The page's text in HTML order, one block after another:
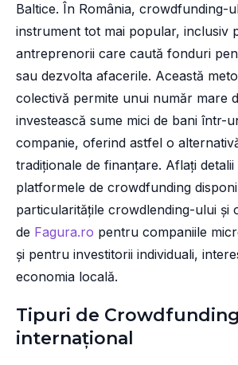
Baltice. În România, crowdfunding-
instrument tot mai popular, inclusiv
antreprenorii care caută fonduri
sau dezvolta afacerile. Această
colectivă permite unui număr mare
investească sume mici de bani într-
companie, oferind astfel o
tradiționale de finanțare. Aflați
platformele de crowdfunding
particularitățile crowdlending-ului și
de Fagura.ro pentru companiile
și pentru investitorii individuali,
economia locală.
Tipuri de Crowdfunding
internațional